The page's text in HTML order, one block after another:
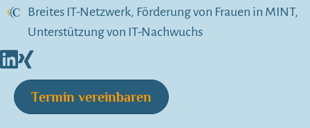
Breites IT-Netzwerk, Förderung von Frauen in MINT,
Unterstützung von IT-Nachwuchs
Termin vereinbaren